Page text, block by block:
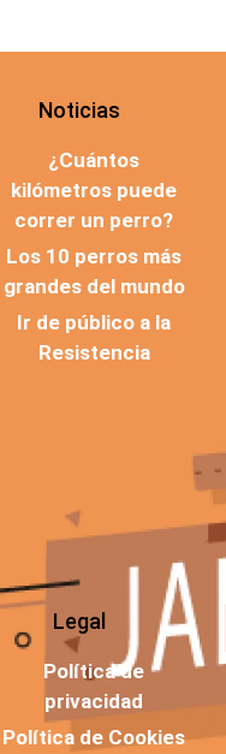
Noticias
¿Cuántos
kilómetros puede
correr un perro?
Los 10 perros más
grandes del mundo
Ir de público a la
Resistencia
Legal
Política de
privacidad
Política de Cookies